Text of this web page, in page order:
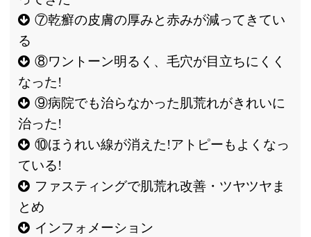
⑦乾癬の皮膚の厚みと赤みが減ってきてい
る
⑧ワントーン明るく、毛穴が目立ちにくく
なった!
⑨病院でも治らなかった肌荒れがきれいに
治った!
⑩ほうれい線が消えた!アトピーもよくなっ
ている!
ファスティングで肌荒れ改善・ツヤツヤま
とめ
インフォメーション